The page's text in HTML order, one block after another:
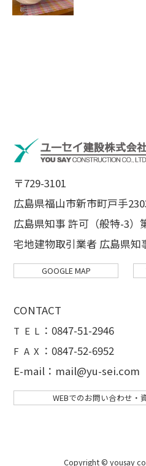
〒729-3101
広島県福山市新市町戸手
広島県知事 許可（般特-3）
宅地建物取引業者 広島県知
GOOGLE MAP
CONTACT
T E L ： 0847-51-2946
F A X ：0847-52-6952
E-mail：mail@yu-sei.com
WEBでのお問い合わせ・
Copyright © yousay